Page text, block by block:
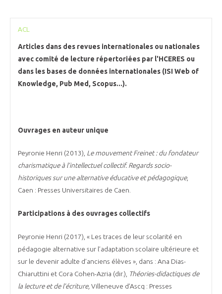
ACL
Articles dans des revues internationales ou nationales
avec comité de lecture répertoriées par l'HCERES ou
dans les bases de données internationales (ISI Web of
Knowledge, Pub Med, Scopus...).
Ouvrages en auteur unique
Peyronie Henri (2013), Le mouvement Freinet : du fondateur
charismatique à l’intellectuel collectif. Regards socio-
historiques sur une alternative éducative et pédagogique,
Caen : Presses Universitaires de Caen.
Participations à des ouvrages collectifs
Peyronie Henri (2017), « Les traces de leur scolarité en
pédagogie alternative sur l’adaptation scolaire ultérieure et
sur le devenir adulte d’anciens élèves », dans : Ana Dias-
Chiaruttini et Cora Cohen-Azria (dir.), Théories-didactiques de
la lecture et de l’écriture,Villeneuve d’Ascq : Presses